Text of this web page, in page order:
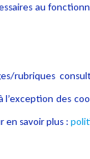
au
rubriques
des
en savoir plus :